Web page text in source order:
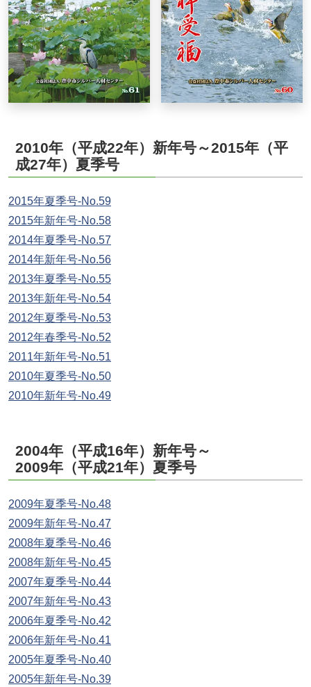
2010年（平成22年）新年号～2015年（平
成27年）夏季号
2015年夏季号-No.59
2015年新年号-No.58
2014年夏季号-No.57
2014年新年号-No.56
2013年夏季号-No.55
2013年新年号-No.54
2012年夏季号-No.53
2012年春季号-No.52
2011年新年号-No.51
2010年夏季号-No.50
2010年新年号-No.49
2004年（平成16年）新年号～
2009年（平成21年）夏季号
2009年夏季号-No.48
2009年新年号-No.47
2008年夏季号-No.46
2008年新年号-No.45
2007年夏季号-No.44
2007年新年号-No.43
2006年夏季号-No.42
2006年新年号-No.41
2005年夏季号-No.40
2005年新年号-No.39